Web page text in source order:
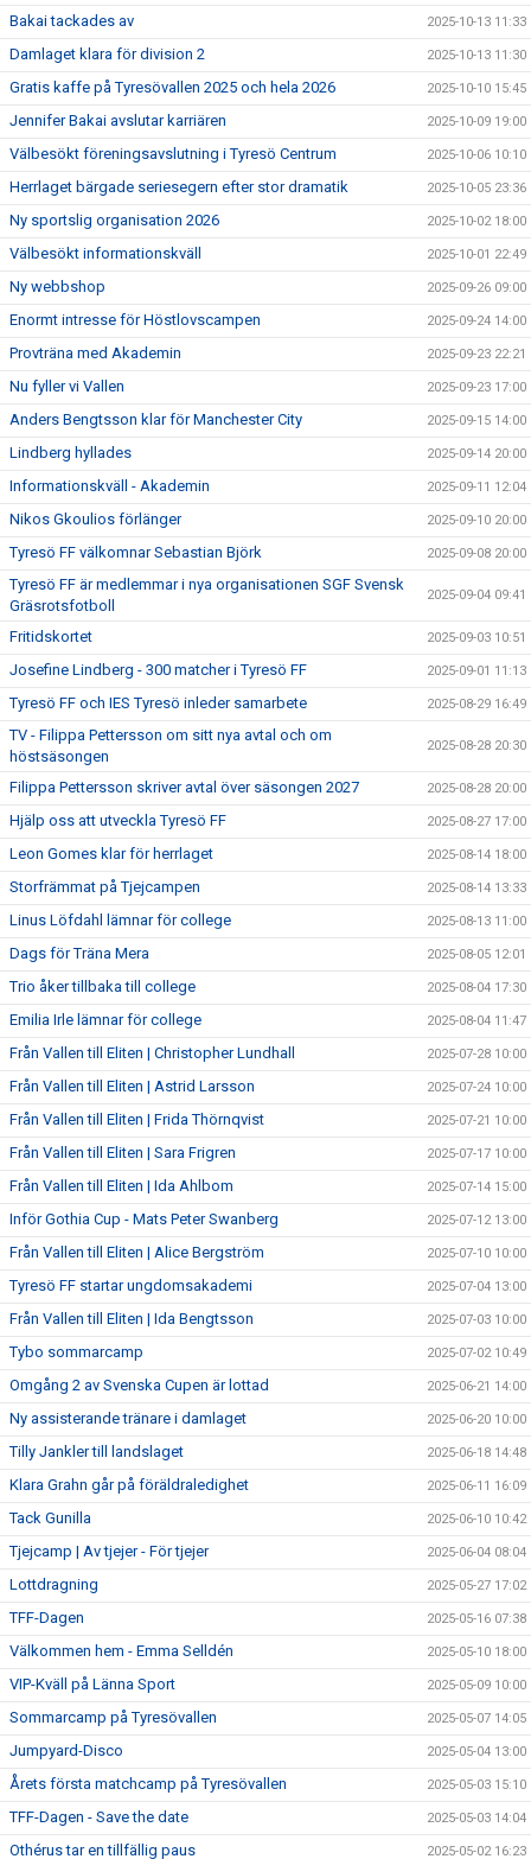
Bakai tackades av 2025-10-13 11:33
Damlaget klara för division 2 2025-10-13 11:30
Gratis kaffe på Tyresövallen 2025 och hela 2026 2025-10-10 15:45
Jennifer Bakai avslutar karriären 2025-10-09 19:00
Välbesökt föreningsavslutning i Tyresö Centrum 2025-10-06 10:10
Herrlaget bärgade seriesegern efter stor dramatik 2025-10-05 23:36
Ny sportslig organisation 2026 2025-10-02 18:00
Välbesökt informationskväll 2025-10-01 22:49
Ny webbshop 2025-09-26 09:00
Enormt intresse för Höstlovscampen 2025-09-24 14:00
Provträna med Akademin 2025-09-23 22:21
Nu fyller vi Vallen 2025-09-23 17:00
Anders Bengtsson klar för Manchester City 2025-09-15 14:00
Lindberg hyllades 2025-09-14 20:00
Informationskväll - Akademin 2025-09-11 12:04
Nikos Gkoulios förlänger 2025-09-10 20:00
Tyresö FF välkomnar Sebastian Björk 2025-09-08 20:00
Tyresö FF är medlemmar i nya organisationen SGF Svensk
Gräsrotsfotboll
2025-09-04 09:41
Fritidskortet 2025-09-03 10:51
Josefine Lindberg - 300 matcher i Tyresö FF 2025-09-01 11:13
Tyresö FF och IES Tyresö inleder samarbete 2025-08-29 16:49
TV - Filippa Pettersson om sitt nya avtal och om
höstsäsongen
2025-08-28 20:30
Filippa Pettersson skriver avtal över säsongen 2027 2025-08-28 20:00
Hjälp oss att utveckla Tyresö FF 2025-08-27 17:00
Leon Gomes klar för herrlaget 2025-08-14 18:00
Storfrämmat på Tjejcampen 2025-08-14 13:33
Linus Löfdahl lämnar för college 2025-08-13 11:00
Dags för Träna Mera 2025-08-05 12:01
Trio åker tillbaka till college 2025-08-04 17:30
Emilia Irle lämnar för college 2025-08-04 11:47
Från Vallen till Eliten | Christopher Lundhall 2025-07-28 10:00
Från Vallen till Eliten | Astrid Larsson 2025-07-24 10:00
Från Vallen till Eliten | Frida Thörnqvist 2025-07-21 10:00
Från Vallen till Eliten | Sara Frigren 2025-07-17 10:00
Från Vallen till Eliten | Ida Ahlbom 2025-07-14 15:00
Inför Gothia Cup - Mats Peter Swanberg 2025-07-12 13:00
Från Vallen till Eliten | Alice Bergström 2025-07-10 10:00
Tyresö FF startar ungdomsakademi 2025-07-04 13:00
Från Vallen till Eliten | Ida Bengtsson 2025-07-03 10:00
Tybo sommarcamp 2025-07-02 10:49
Omgång 2 av Svenska Cupen är lottad 2025-06-21 14:00
Ny assisterande tränare i damlaget 2025-06-20 10:00
Tilly Jankler till landslaget 2025-06-18 14:48
Klara Grahn går på föräldraledighet 2025-06-11 16:09
Tack Gunilla 2025-06-10 10:42
Tjejcamp | Av tjejer - För tjejer 2025-06-04 08:04
Lottdragning 2025-05-27 17:02
TFF-Dagen 2025-05-16 07:38
Välkommen hem - Emma Selldén 2025-05-10 18:00
VIP-Kväll på Länna Sport 2025-05-09 10:00
Sommarcamp på Tyresövallen 2025-05-07 14:05
Jumpyard-Disco 2025-05-04 13:00
Årets första matchcamp på Tyresövallen 2025-05-03 15:10
TFF-Dagen - Save the date 2025-05-03 14:04
Othérus tar en tillfällig paus 2025-05-02 16:23